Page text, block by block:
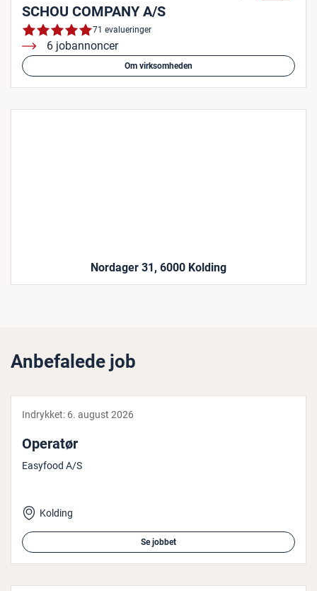
SCHOU COMPANY A/S
71 evalueringer
6 jobannoncer
Om virksomheden
Nordager 31, 6000 Kolding
Anbefalede job
Indrykket: 6. august 2026
Operatør
Easyfood A/S
Kolding
Se jobbet